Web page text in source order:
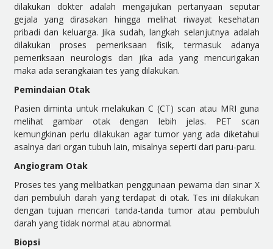
dilakukan dokter adalah mengajukan pertanyaan seputar
gejala yang dirasakan hingga melihat riwayat kesehatan
pribadi dan keluarga. Jika sudah, langkah selanjutnya adalah
dilakukan proses pemeriksaan fisik, termasuk adanya
pemeriksaan neurologis dan jika ada yang mencurigakan
maka ada serangkaian tes yang dilakukan.
Pemindaian Otak
Pasien diminta untuk melakukan C (CT) scan atau MRI guna
melihat gambar otak dengan lebih jelas. PET scan
kemungkinan perlu dilakukan agar tumor yang ada diketahui
asalnya dari organ tubuh lain, misalnya seperti dari paru-paru.
Angiogram Otak
Proses tes yang melibatkan penggunaan pewarna dan sinar X
dari pembuluh darah yang terdapat di otak. Tes ini dilakukan
dengan tujuan mencari tanda-tanda tumor atau pembuluh
darah yang tidak normal atau abnormal.
Biopsi